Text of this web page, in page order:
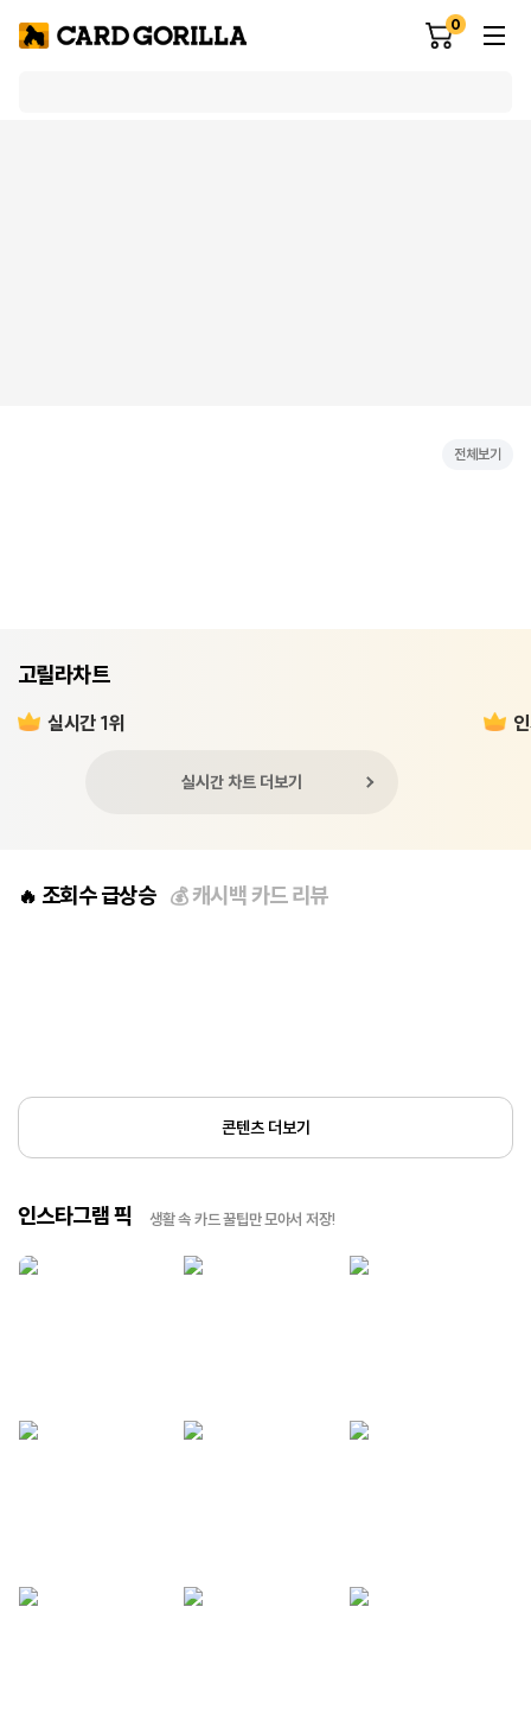
0
전체보기
고릴라차트
실시간 1위
실시간 차트 더보기
🔥 조회수 급상승 💰캐시백 카드 리뷰
콘텐츠 더보기
인스타그램 픽 생활 속 카드 꿀팁만 모아서 저장!